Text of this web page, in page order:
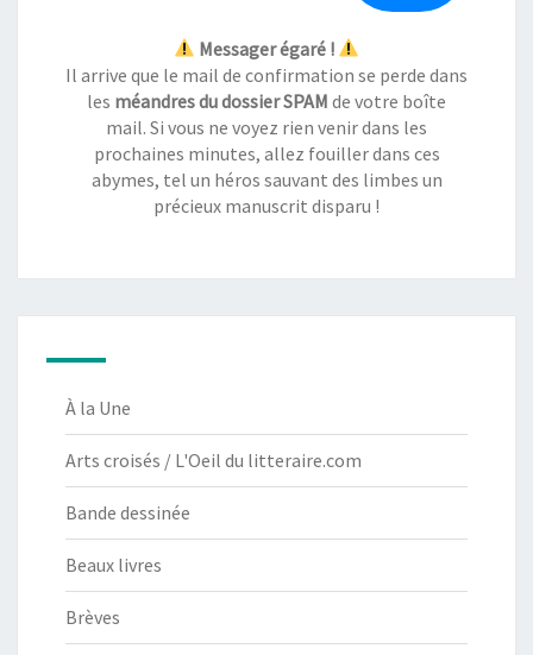
Messager égaré !
Il arrive que le mail de confirmation se perde dans
les méandres du dossier SPAM de votre boîte
mail. Si vous ne voyez rien venir dans les
prochaines minutes, allez fouiller dans ces
abymes, tel un héros sauvant des limbes un
précieux manuscrit disparu !
À la Une
Arts croisés / L'Oeil du litteraire.com
Bande dessinée
Beaux livres
Brèves